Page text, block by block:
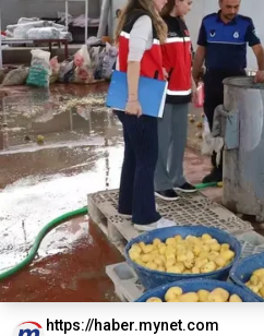
https://haber.mynet.com